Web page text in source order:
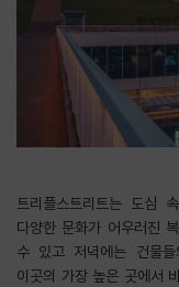
트리플스트리트는 도심
다양한 문화가 어우러진
수 있고 저녁에는 건물
이곳의 가장 높은 곳에서